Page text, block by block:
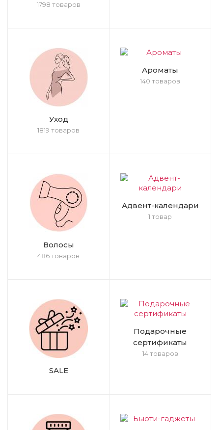
1798 товаров
Уход
1819 товаров
Ароматы
140 товаров
Волосы
486 товаров
Адвент-календари
1 товар
SALE
Подарочные
сертификаты
14 товаров